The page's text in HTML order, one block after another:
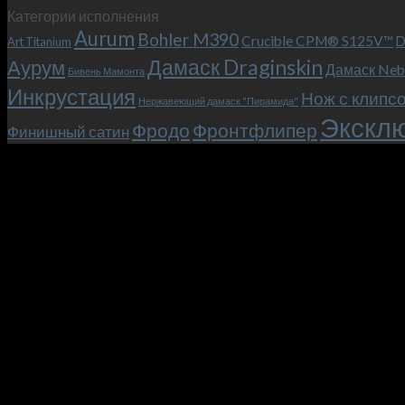
Категории исполнения
Art Titanium Aurum Bohler M390Crucible CPM® S125V™
Аурум Бивень Мамонта Дамаск Draginskin Дамаск
Инкрустация Нержавеющий дамаск "Пирамида" Нож с
Финишный сатин Фродо Фронтфлипер